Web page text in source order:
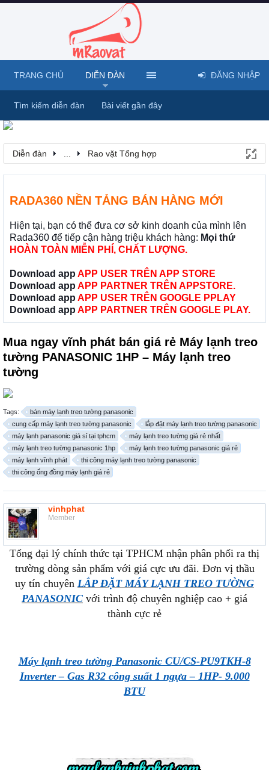
Diễn đàn Rao vặt Tổng hợp
RADA360 NỀN TẢNG BÁN HÀNG MỚI
Hiện tại, bạn có thể đưa cơ sở kinh doanh của mình lên
Rada360 để tiếp cận hàng triệu khách hàng: Mọi thứ
HOÀN TOÀN MIỄN PHÍ, CHẤT LƯỢNG.
Download app APP USER TRÊN APP STORE
Download app APP PARTNER TRÊN APPSTORE.
Download app APP USER TRÊN GOOGLE PPLAY
Download app APP PARTNER TRÊN GOOGLE PLAY.
Mua ngay vĩnh phát bán giá rẻ Máy lạnh treo
tường PANASONIC 1HP – Máy lạnh treo
tường
Tags:
bán máy lạnh treo tường panasonic
cung cấp máy lạnh treo tường panasonic
lắp đặt máy lạnh treo tường panasonic
máy lạnh panasonic giá sỉ tại tphcm
máy lạnh treo tường giá rẻ nhất
máy lạnh treo tường panasonic 1hp
máy lạnh treo tường panasonic giá rẻ
máy lạnh vĩnh phát
thi công máy lạnh treo tường panasonic
thi công ống đồng máy lạnh giá rẻ
vinhphat
Member
Tổng đại lý chính thức tại TPHCM nhận phân phối ra thị
trường dòng sản phẩm với giá cực ưu đãi. Đơn vị thầu
uy tín chuyên LẮP ĐẶT MÁY LẠNH TREO TƯỜNG
PANASONIC với trình độ chuyên nghiệp cao + giá
thành cực rẻ
Máy lạnh treo tường Panasonic CU/CS-PU9TKH-8
Inverter – Gas R32 công suất 1 ngựa – 1HP- 9.000
BTU
TRANG CHỦ DIỄN ĐÀN
Tìm kiếm diễn đàn Bài viết gần đây
ĐĂNG NHẬP